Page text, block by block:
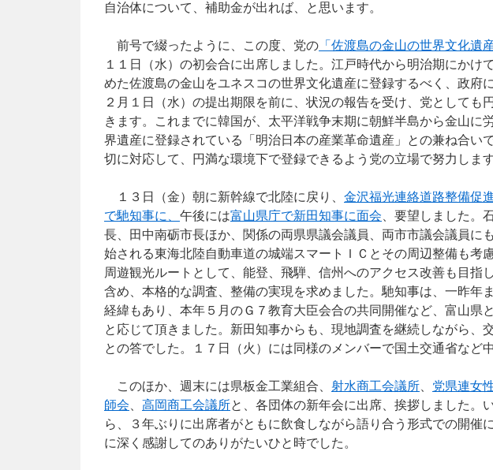
自治体について、補助金が出れば、と思います。
前号で綴ったように、この度、党の 「佐渡島の金山の世界文化遺
１１日（水）の初会合に出席しました。江戸時代から明治期にかけ
めた佐渡島の金山をユネスコの世界文化遺産に登録するべく、政府
２月１日（水）の提出期限を前に、状況の報告を受け、党としても
きます。これまでに韓国が、太平洋戦争末期に朝鮮半島から金山に
界遺産に登録されている「明治日本の産業革命遺産」との兼ね合い
切に対応して、円満な環境下で登録できるよう党の立場で努力します
１３日（金）朝に新幹線で北陸に戻り、 金沢福光連絡道路整備促
で馳知事に、 午後には富山県庁で新田知事に面会 、要望しました。
長、田中南砺市長ほか、関係の両県県議会議員、両市市議会議員に
始される東海北陸自動車道の城端スマートＩＣとその周辺整備も考
周遊観光ルートとして、能登、飛騨、信州へのアクセス改善も目指
含め、本格的な調査、整備の実現を求めました。馳知事は、一昨年
経緯もあり、本年５月のＧ７教育大臣会合の共同開催など、富山県
と応じて頂きました。新田知事からも、現地調査を継続しながら、
との答でした。１７日（火）には同様のメンバーで国土交通省など
このほか、週末には県板金工業組合、 射水商工会議所 党県連女
師会
高岡商工会議所と、各団体の新年会に出席、挨拶しました。
ら、３年ぶりに出席者がともに飲食しながら語り合う形式での開催
に深く感謝してのありがたいひと時でした。